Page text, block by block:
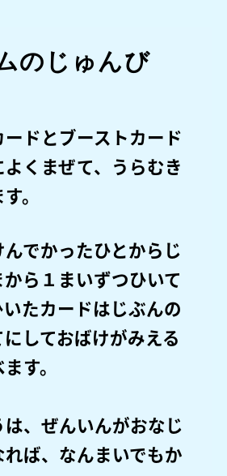
のじゅんび
ドとブーストカード
くまぜて、うらむき
。
でかったひとからじ
ら１まいずつひいて
たカードはじぶんの
しておばけがみえる
す。
、ぜんいんがおなじ
ば、なんまいでもか